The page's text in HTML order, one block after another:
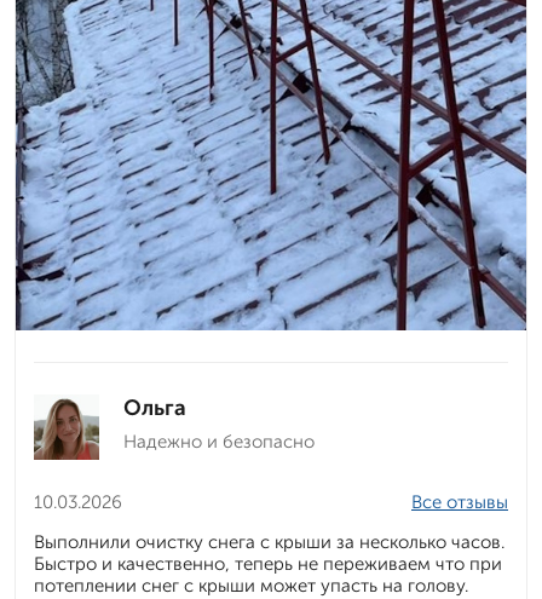
Ольга
Надежно и безопасно
10.03.2026
Все отзывы
Выполнили очистку снега с крыши за несколько часов.
Быстро и качественно, теперь не переживаем что при
потеплении снег с крыши может упасть на голову.